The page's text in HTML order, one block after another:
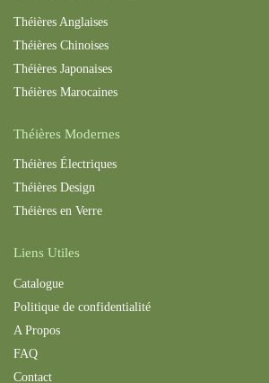
Théières Anglaises
Théières Chinoises
Théières Japonaises
Théières Marocaines
Théières Modernes
Théières Électriques
Théières Design
Théières en Verre
Liens Utiles
Catalogue
Politique de confidentialité
A Propos
FAQ
Contact